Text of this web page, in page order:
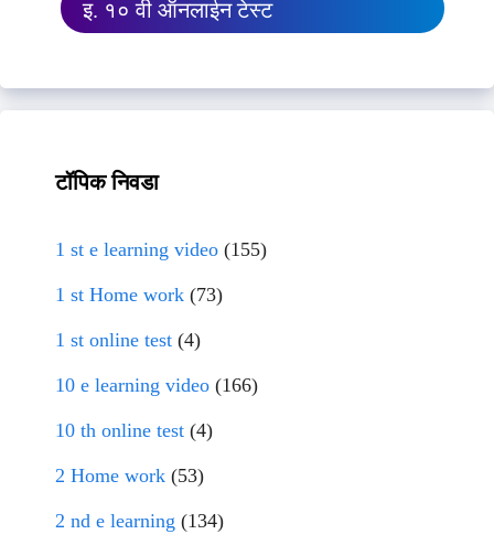
इ. १० वी ऑनलाईन टेस्ट
टॉपिक निवडा
1 st e learning video (155)
1 st Home work (73)
1 st online test (4)
10 e learning video (166)
10 th online test (4)
2 Home work (53)
2 nd e learning (134)